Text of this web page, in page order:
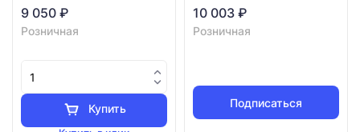
9 050 ₽
Розничная
Купить
10 003 ₽
Розничная
Подписаться